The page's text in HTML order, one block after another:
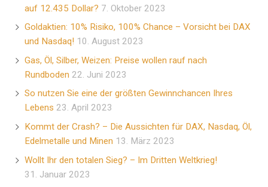
auf 12.435 Dollar? 7. Oktober 2023
Goldaktien: 10% Risiko, 100% Chance – Vorsicht bei DAX
und Nasdaq! 10. August 2023
Gas, Öl, Silber, Weizen: Preise wollen rauf nach
Rundboden 22. Juni 2023
So nutzen Sie eine der größten Gewinnchancen Ihres
Lebens 23. April 2023
Kommt der Crash? – Die Aussichten für DAX, Nasdaq, Öl,
Edelmetalle und Minen 13. März 2023
Wollt Ihr den totalen Sieg? – Im Dritten Weltkrieg!
31. Januar 2023